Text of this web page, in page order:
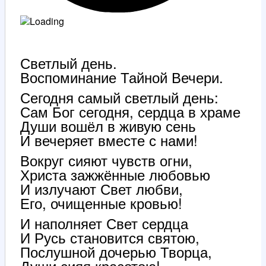
Светлый день.
Воспоминание Тайной Вечери.
Сегодня самый светлый день:
Сам Бог сегодня, сердца в храме
Души вошёл в живую сень
И вечеряет вместе с нами!
Вокруг сияют чувств огни,
Христа зажжённые любовью
И излучают Свет любви,
Его, очищенные кровью!
И наполняет Свет сердца
И Русь становится святою,
Послушной дочерью Творца,